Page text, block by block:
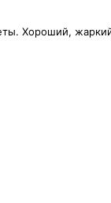
Хороший,